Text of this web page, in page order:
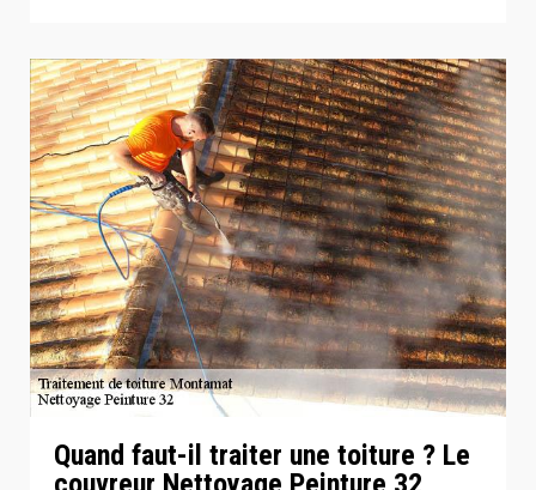
Quand faut-il traiter une toiture ? Le